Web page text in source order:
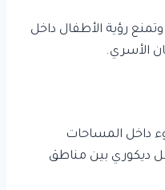
رؤية الأطفال داخل
الأسري.
داخل المساحات
ديكوري بين مناطق